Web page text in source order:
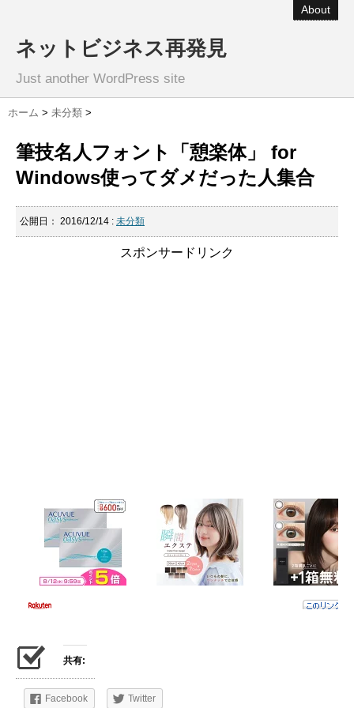
About
ネットビジネス再発見
Just another WordPress site
ホーム > 未分類 >
筆技名人フォント「憩楽体」 for
Windows使ってダメだった人集合
公開日： 2016/12/14 : 未分類
スポンサードリンク
共有:
Facebook Twitter